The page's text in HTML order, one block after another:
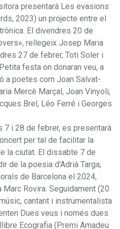
presentarà Les evasions
2023) un projecte entre el
El divendres 20 de
rellegeix Josep Maria
27 de febrer, Toti Soler i
festa on donaran veu, a
a poetes com Joan Salvat-
Mercè Marçal, Joan Vinyoli,
Brel, Léo Ferré i Georges
7 i 28 de febrer, es presentarà
per tal de facilitar la
la ciutat. El dissabte 7 de
de la poesia d'Adrià Targa,
de Barcelona el 2024,
Rovira. Seguidament (20
cantant i instrumentalista
Dues veus i només dues
Ecografia (Premi Amadeu